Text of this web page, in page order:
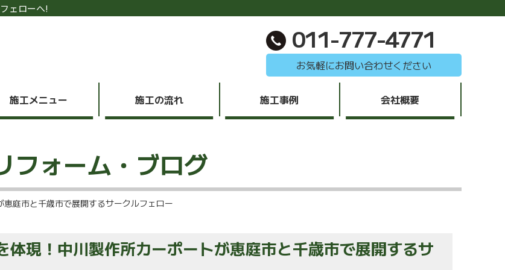
ェローへ!
011-777-4771
お気軽にお問い合わせください
施工メニュー 施工の流れ 施工事例 会社概要
フォーム・ブログ
庭市と千歳市で展開するサークルフェロー
体現！中川製作所カーポートが恵庭市と千歳市で展開するサ